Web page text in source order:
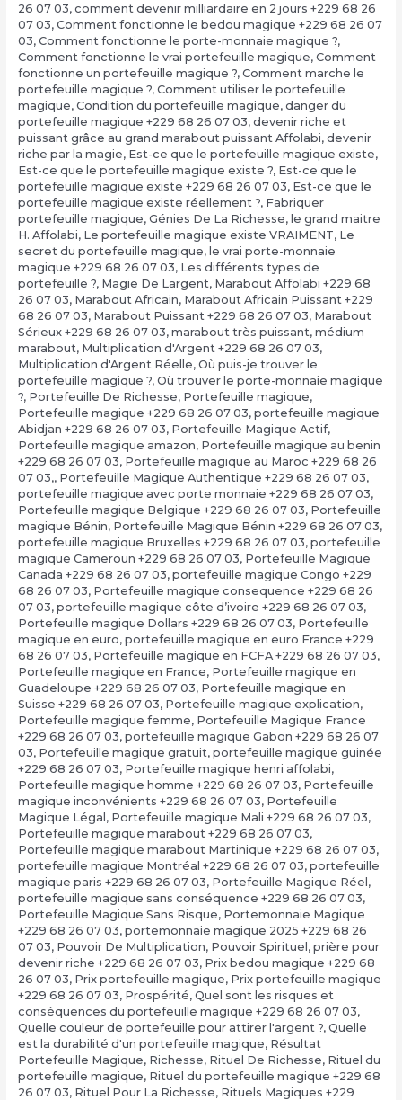
26 07 03, comment devenir milliardaire en 2 jours +229 68 26
07 03, Comment fonctionne le bedou magique +229 68 26 07
03, Comment fonctionne le porte-monnaie magique ?,
Comment fonctionne le vrai portefeuille magique, Comment
fonctionne un portefeuille magique ?, Comment marche le
portefeuille magique ?, Comment utiliser le portefeuille
magique, Condition du portefeuille magique, danger du
portefeuille magique +229 68 26 07 03, devenir riche et
puissant grâce au grand marabout puissant Affolabi, devenir
riche par la magie, Est-ce que le portefeuille magique existe,
Est-ce que le portefeuille magique existe ?, Est-ce que le
portefeuille magique existe +229 68 26 07 03, Est-ce que le
portefeuille magique existe réellement ?, Fabriquer
portefeuille magique, Génies De La Richesse, le grand maitre
H. Affolabi, Le portefeuille magique existe VRAIMENT, Le
secret du portefeuille magique, le vrai porte-monnaie
magique +229 68 26 07 03, Les différents types de
portefeuille ?, Magie De Largent, Marabout Affolabi +229 68
26 07 03, Marabout Africain, Marabout Africain Puissant +229
68 26 07 03, Marabout Puissant +229 68 26 07 03, Marabout
Sérieux +229 68 26 07 03, marabout très puissant, médium
marabout, Multiplication d'Argent +229 68 26 07 03,
Multiplication d'Argent Réelle, Où puis-je trouver le
portefeuille magique ?, Où trouver le porte-monnaie magique
?, Portefeuille De Richesse, Portefeuille magique,
Portefeuille magique +229 68 26 07 03, portefeuille magique
Abidjan +229 68 26 07 03, Portefeuille Magique Actif,
Portefeuille magique amazon, Portefeuille magique au benin
+229 68 26 07 03, Portefeuille magique au Maroc +229 68 26
07 03,, Portefeuille Magique Authentique +229 68 26 07 03,
portefeuille magique avec porte monnaie +229 68 26 07 03,
Portefeuille magique Belgique +229 68 26 07 03, Portefeuille
magique Bénin, Portefeuille Magique Bénin +229 68 26 07 03,
portefeuille magique Bruxelles +229 68 26 07 03, portefeuille
magique Cameroun +229 68 26 07 03, Portefeuille Magique
Canada +229 68 26 07 03, portefeuille magique Congo +229
68 26 07 03, Portefeuille magique consequence +229 68 26
07 03, portefeuille magique côte d’ivoire +229 68 26 07 03,
Portefeuille magique Dollars +229 68 26 07 03, Portefeuille
magique en euro, portefeuille magique en euro France +229
68 26 07 03, Portefeuille magique en FCFA +229 68 26 07 03,
Portefeuille magique en France, Portefeuille magique en
Guadeloupe +229 68 26 07 03, Portefeuille magique en
Suisse +229 68 26 07 03, Portefeuille magique explication,
Portefeuille magique femme, Portefeuille Magique France
+229 68 26 07 03, portefeuille magique Gabon +229 68 26 07
03, Portefeuille magique gratuit, portefeuille magique guinée
+229 68 26 07 03, Portefeuille magique henri affolabi,
Portefeuille magique homme +229 68 26 07 03, Portefeuille
magique inconvénients +229 68 26 07 03, Portefeuille
Magique Légal, Portefeuille magique Mali +229 68 26 07 03,
Portefeuille magique marabout +229 68 26 07 03,
Portefeuille magique marabout Martinique +229 68 26 07 03,
portefeuille magique Montréal +229 68 26 07 03, portefeuille
magique paris +229 68 26 07 03, Portefeuille Magique Réel,
portefeuille magique sans conséquence +229 68 26 07 03,
Portefeuille Magique Sans Risque, Portemonnaie Magique
+229 68 26 07 03, portemonnaie magique 2025 +229 68 26
07 03, Pouvoir De Multiplication, Pouvoir Spirituel, prière pour
devenir riche +229 68 26 07 03, Prix bedou magique +229 68
26 07 03, Prix portefeuille magique, Prix portefeuille magique
+229 68 26 07 03, Prospérité, Quel sont les risques et
conséquences du portefeuille magique +229 68 26 07 03,
Quelle couleur de portefeuille pour attirer l'argent ?, Quelle
est la durabilité d'un portefeuille magique, Résultat
Portefeuille Magique, Richesse, Rituel De Richesse, Rituel du
portefeuille magique, Rituel du portefeuille magique +229 68
26 07 03, Rituel Pour La Richesse, Rituels Magiques +229